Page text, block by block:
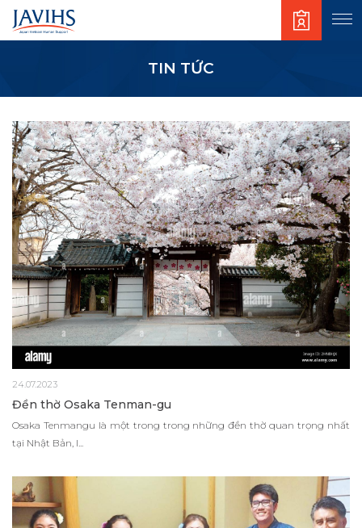
TIN TỨC
24.07.2023
Đền thờ Osaka Tenman-gu
Osaka Tenmangu là một trong trong những đền thờ quan trọng nhất
tại Nhật Bản, l...